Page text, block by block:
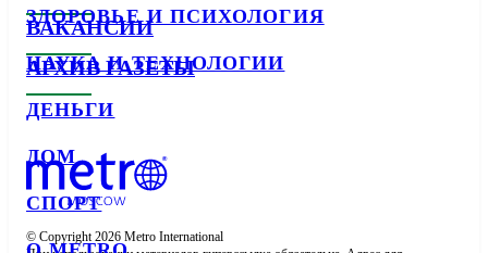
ЗДОРОВЬЕ И ПСИХОЛОГИЯ
НАУКА И ТЕХНОЛОГИИ
ДЕНЬГИ
ДОМ
СПОРТ
ВАКАНСИИ
АРХИВ ГАЗЕТЫ
© Copyright 2026 Metro International